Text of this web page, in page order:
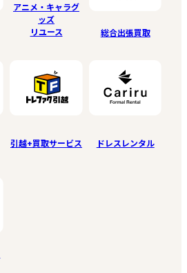
アニメ・キャラグ
ッズ
リユース
総合出張買取
引越+買取サービス ドレスレンタル